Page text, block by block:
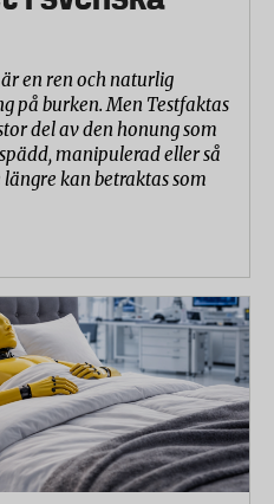
en ren och naturlig
på burken. Men Testfaktas
del av den honung som
manipulerad eller så
kan betraktas som